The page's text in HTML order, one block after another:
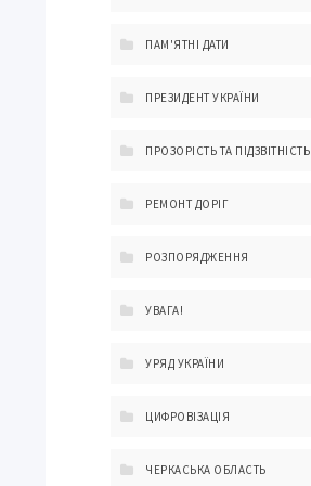
ПАМ'ЯТНІ ДАТИ
ПРЕЗИДЕНТ УКРАЇНИ
ПРОЗОРІСТЬ ТА ПІДЗВІТНІСТЬ
РЕМОНТ ДОРІГ
РОЗПОРЯДЖЕННЯ
УВАГА!
УРЯД УКРАЇНИ
ЦИФРОВІЗАЦІЯ
ЧЕРКАСЬКА ОБЛАСТЬ